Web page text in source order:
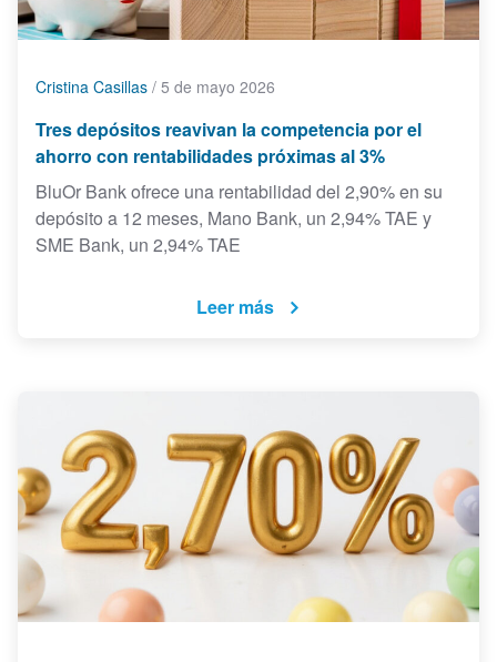
Cristina Casillas / 5 de mayo 2026
Tres depósitos reavivan la competencia por el
ahorro con rentabilidades próximas al 3%
BluOr Bank ofrece una rentabilidad del 2,90% en su
depósito a 12 meses, Mano Bank, un 2,94% TAE y
SME Bank, un 2,94% TAE
Leer más